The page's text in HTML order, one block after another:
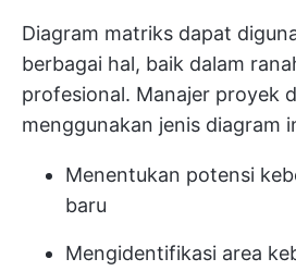
Diagram matriks dapat
berbagai hal, baik dalam
profesional. Manajer proyek
menggunakan jenis diagram
Menentukan potensi
baru
Mengidentifikasi area